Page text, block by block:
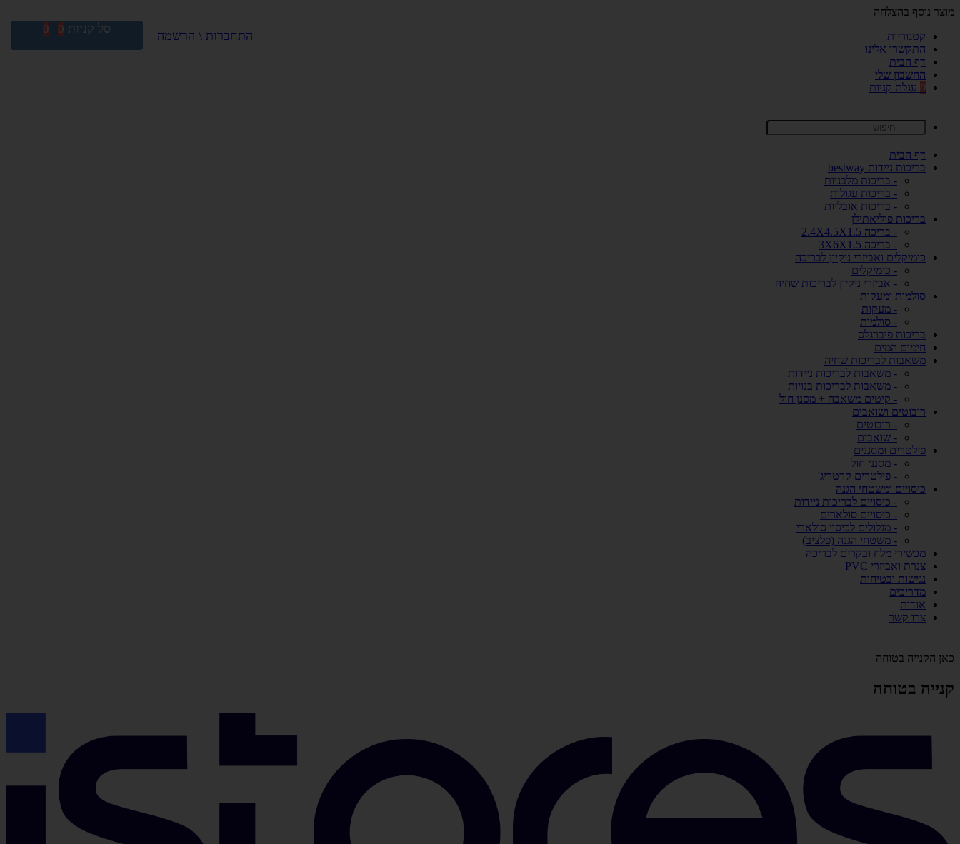
מוצר נוסף בהצלחה
קטגוריות
התקשרו אלינו
דף הבית
החשבון שלי
0 עגלת קניות
דף הבית
בריכות ניידות bestway
- בריכות מלבניות
- בריכות עגולות
- בריכות אובליות
בריכות פוליאתילן
- בריכה 2.4X4.5X1.5
- בריכה 3X6X1.5
כימיקלים ואביזרי ניקיון לבריכה
- כימיקלים
- אביזרי ניקיון לבריכות שחיה
סולמות ומעקות
- מעקות
- סולמות
בריכות פיברגלס
חימום המים
משאבות לבריכות שחיה
- משאבות לבריכות ניידות
- משאבות לבריכות בנויות
- קיטים משאבה + מסנן חול
רובוטים ושואבים
- רובוטים
- שואבים
פילטרים ומסננים
- מסנני חול
- פילטרים קרטריג'
כיסויים ומשטחי הגנה
- כיסויים לבריכות ניידות
- כיסויים סולארים
- מגלולים לכיסוי סולארי
- משטחי הגנה (פלציב)
מכשירי מלח ובקרים לבריכה
צנרת ואביזרי PVC
נגישות ובטיחות
מדריכים
אודות
צרו קשר
כאן הקנייה בטוחה
קנייה בטוחה
התחברות \ הרשמה סל קניות 0
0